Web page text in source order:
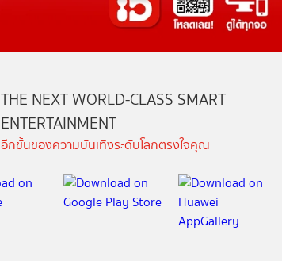
THE NEXT WORLD-CLASS SMART
ENTERTAINMENT
อีกขั้นของความบันเทิงระดับโลกตรงใจคุณ